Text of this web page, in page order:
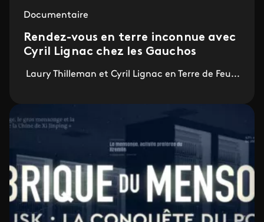
Documentaire
Rendez-vous en terre inconnue avec
Cyril Lignac chez les Gauchos
Laury Thilleman et Cyril Lignac en Terre de Feu...